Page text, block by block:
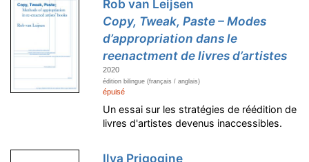
Rob van Leijsen
Copy, Tweak, Paste – Modes
d’appropriation dans le
reenactment de livres d’artistes
2020
édition bilingue (français / anglais)
épuisé
Un essai sur les stratégies de réédition de
livres d'artistes devenus inaccessibles.
Ilya Prigogine